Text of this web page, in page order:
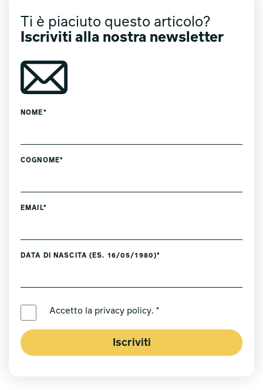
Ti è piaciuto questo articolo?
Iscriviti alla nostra newsletter
NOME*
COGNOME*
EMAIL*
DATA DI NASCITA (ES. 16/05/1980)*
Accetto la privacy policy. *
Iscriviti